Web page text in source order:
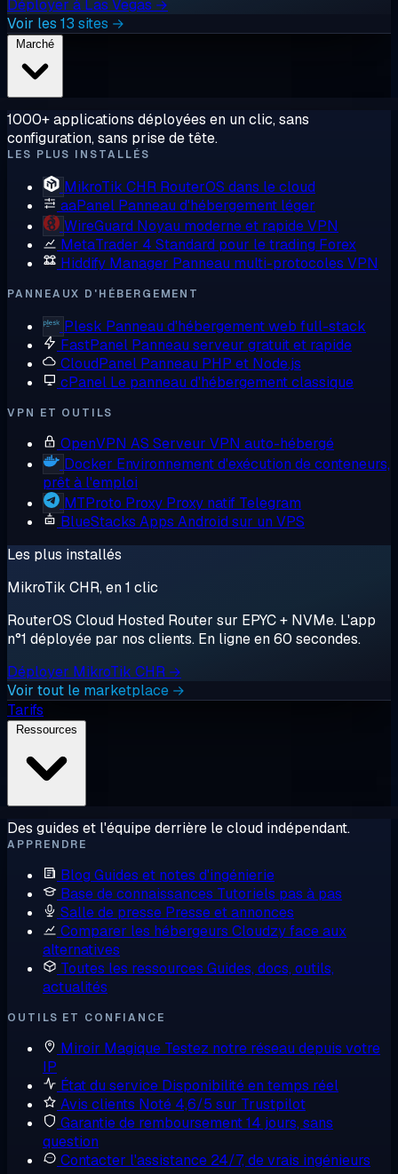
Déployer à Las Vegas →
Voir les 13 sites →
1000+ applications déployées en un clic, sans
configuration, sans prise de tête.
LES PLUS INSTALLÉS
MikroTik CHR RouterOS dans le cloud
aaPanel Panneau d'hébergement léger
WireGuard Noyau moderne et rapide VPN
MetaTrader 4 Standard pour le trading Forex
Hiddify Manager Panneau multi-protocoles VPN
PANNEAUX D'HÉBERGEMENT
Plesk Panneau d'hébergement web full-stack
FastPanel Panneau serveur gratuit et rapide
CloudPanel Panneau PHP et Node.js
cPanel Le panneau d'hébergement classique
VPN ET OUTILS
OpenVPN AS Serveur VPN auto-hébergé
Docker Environnement d'exécution de conteneurs,
prêt à l'emploi
MTProto Proxy Proxy natif Telegram
BlueStacks Apps Android sur un VPS
Les plus installés
MikroTik CHR, en 1 clic
RouterOS Cloud Hosted Router sur EPYC + NVMe. L'app
n°1 déployée par nos clients. En ligne en 60 secondes.
Déployer MikroTik CHR →
Voir tout le marketplace →
Tarifs
Des guides et l'équipe derrière le cloud indépendant.
APPRENDRE
Blog Guides et notes d'ingénierie
Base de connaissances Tutoriels pas à pas
Salle de presse Presse et annonces
Comparer les hébergeurs Cloudzy face aux
alternatives
Toutes les ressources Guides, docs, outils,
actualités
OUTILS ET CONFIANCE
Miroir Magique Testez notre réseau depuis votre
IP
État du service Disponibilité en temps réel
Avis clients Noté 4,6/5 sur Trustpilot
Garantie de remboursement14 jours, sans
question
Contacter l'assistance 24/7, de vrais ingénieurs